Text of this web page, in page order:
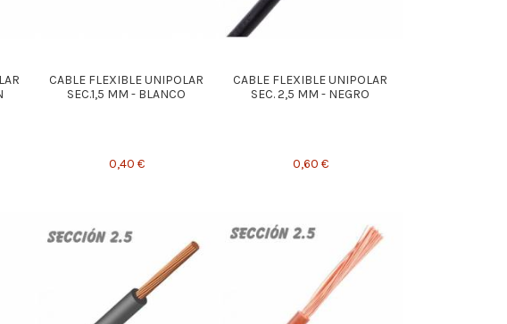
CABLE FLEXIBLE UNIPOLAR
SEC.1,5 MM - BLANCO
0,40 €
CABLE FLEXIBLE UNIPOLAR
SEC. 2,5 MM - NEGRO
0,60 €